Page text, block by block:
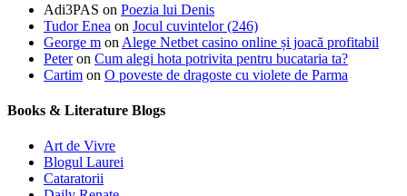
Adi3PAS on Poezia lui Denis
Tudor Enea on Jocul cuvintelor (246)
George m on Alege Netbet casino online și joacă profitabil
Peteron Cum alegi hota potrivita pentru bucataria ta?
Cartim on O poveste de dragoste cu violete de Parma
Books & Literature Blogs
Art de Vivre
Blogul Laurei
Cataratorii